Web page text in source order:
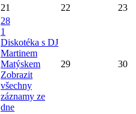
21 22 23
28
1
Diskotéka s DJ
Martinem
Matýskem
Zobrazit
všechny
záznamy ze
dne
29 30